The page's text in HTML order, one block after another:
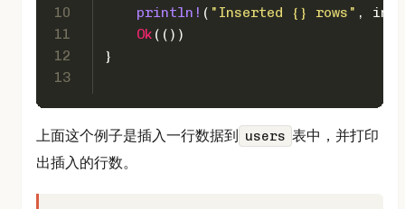
10
11
12
13
println! ( "Inserted {} rows" ,
Ok (())
}
上面这个例子是插入一行数据到 users 表中，并打印
出插入的行数。